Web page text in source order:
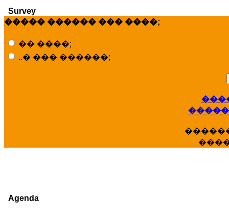
Survey
����� ������ ��� ����;
�� ����;
..� ��� ������;
Agenda